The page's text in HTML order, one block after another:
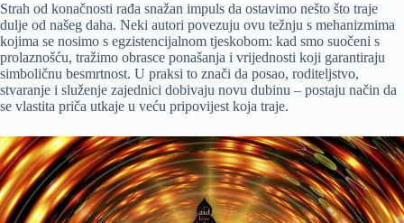
Strah od konačnosti rađa snažan impuls da ostavimo nešto što traje
dulje od našeg daha. Neki autori povezuju ovu težnju s mehanizmima
kojima se nosimo s egzistencijalnom tjeskobom: kad smo suočeni s
prolaznošću, tražimo obrasce ponašanja i vrijednosti koji garantiraju
simboličnu besmrtnost. U praksi to znači da posao, roditeljstvo,
stvaranje i služenje zajednici dobivaju novu dubinu – postaju način da
se vlastita priča utkaje u veću pripovijest koja traje.